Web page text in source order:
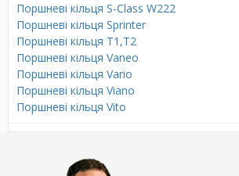
Поршневі кільця S-Class W222
Поршневі кільця Sprinter
Поршневі кільця T1,T2
Поршневі кільця Vaneo
Поршневі кільця Vario
Поршневі кільця Viano
Поршневі кільця Vito